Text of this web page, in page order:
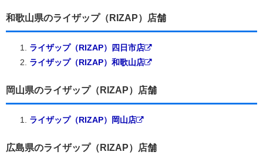
和歌山県のライザップ（RIZAP）店舗
ライザップ（RIZAP）四日市店
ライザップ（RIZAP）和歌山店
岡山県のライザップ（RIZAP）店舗
ライザップ（RIZAP）岡山店
広島県のライザップ（RIZAP）店舗